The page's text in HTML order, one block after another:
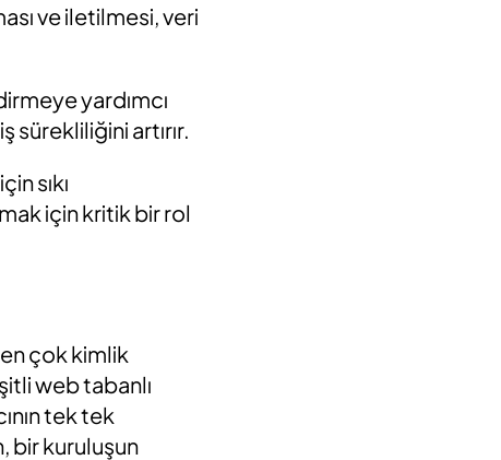
ve iletilmesi, veri
yardımcı
artırır.
sıkı
için kritik bir rol
çok kimlik
web tabanlı
tek tek
bir kuruluşun